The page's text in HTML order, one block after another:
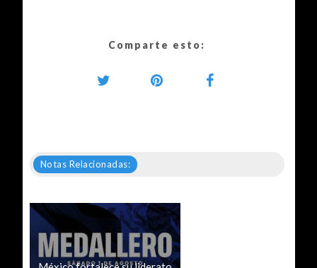
Comparte esto:
Notas Relacionadas: